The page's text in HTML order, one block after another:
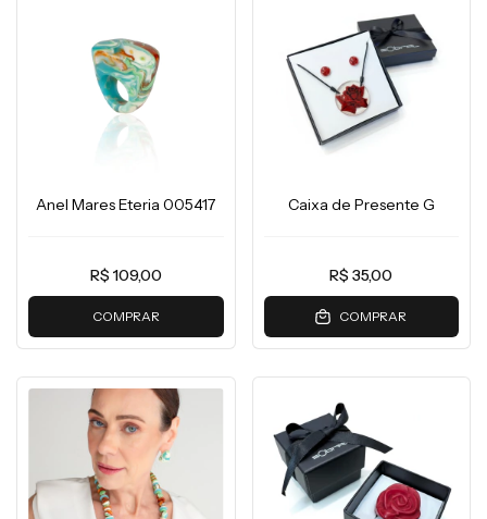
Anel Mares Eteria 005417
R$ 109,00
COMPRAR
Caixa de Presente G
R$ 35,00
COMPRAR